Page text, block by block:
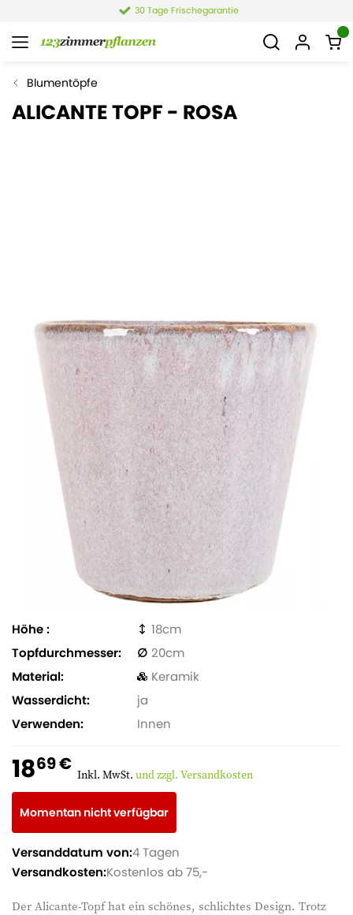
30 Tage Frischegarantie
Blumentöpfe
ALICANTE TOPF - ROSA
Der Alicante-Topf hat ein schönes, schlichtes Design. Trotz
Höhe
18
Topfdurchmesser
20
Material
Keramik
Wasserdicht
ja
Verwenden
Innen
1869 € Inkl. MwSt. und zzgl. Versandkosten
Momentan nicht verfügbar
Versanddatum von:4 Tagen
Versandkosten:Kostenlos ab 75,-